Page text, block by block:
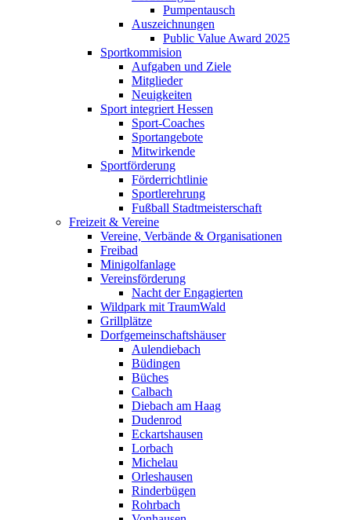
Pumpentausch
Auszeichnungen
Public Value Award 2025
Sportkommision
Aufgaben und Ziele
Mitglieder
Neuigkeiten
Sport integriert Hessen
Sport-Coaches
Sportangebote
Mitwirkende
Sportförderung
Förderrichtlinie
Sportlerehrung
Fußball Stadtmeisterschaft
Freizeit & Vereine
Vereine, Verbände & Organisationen
Freibad
Minigolfanlage
Vereinsförderung
Nacht der Engagierten
Wildpark mit TraumWald
Grillplätze
Dorfgemeinschaftshäuser
Aulendiebach
Büdingen
Büches
Calbach
Diebach am Haag
Dudenrod
Eckartshausen
Lorbach
Michelau
Orleshausen
Rinderbügen
Rohrbach